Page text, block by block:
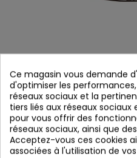
PLAFONNIER LED
Référence 8601
Vérifier la disponibilité
Ce magasin vous demande
d'optimiser les
réseaux sociaux et la
tiers liés aux réseaux
pour vous offrir des
réseaux sociaux, ainsi que
Acceptez-vous ces cookies
associées à l'utilisation de